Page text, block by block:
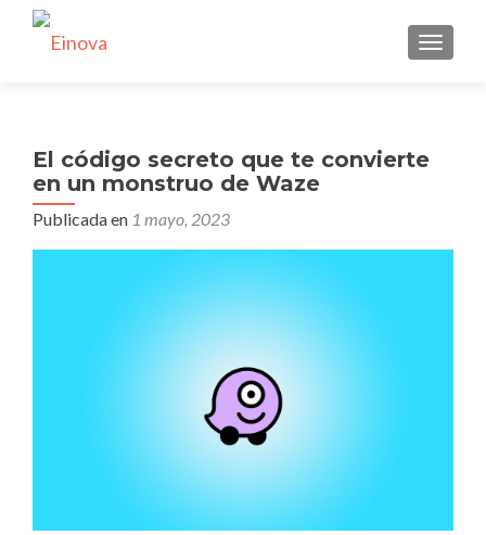
El código secreto que te convierte
en un monstruo de Waze
Publicada en 1 mayo, 2023